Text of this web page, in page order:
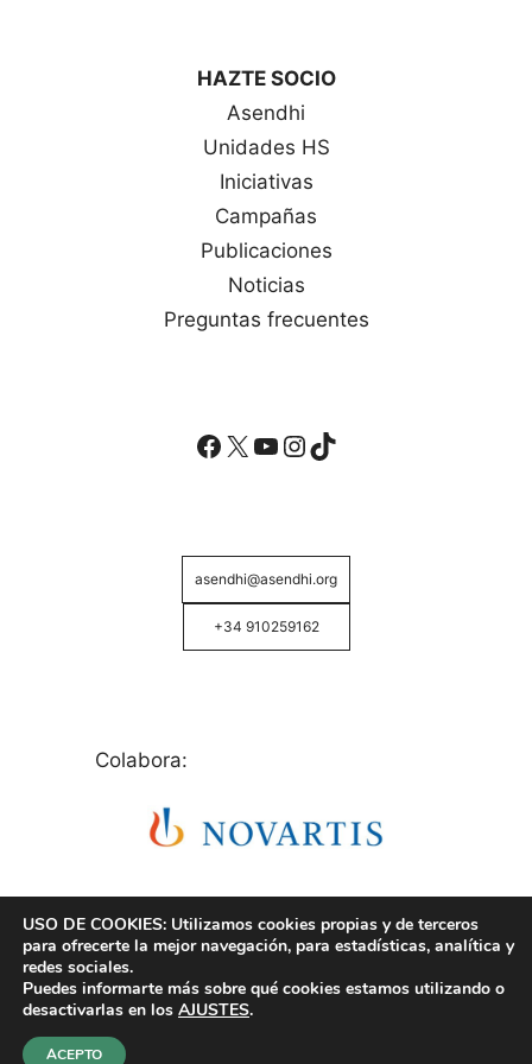
HAZTE SOCIO
Asendhi
Unidades HS
Iniciativas
Campañas
Publicaciones
Noticias
Preguntas frecuentes
Facebook
X YouTube
Instagram
TikTok
asendhi@asendhi.org
+34 910259162
Colabora:
© Copyright 2026 ASENDHI - Asociación de Enfermos
USO DE COOKIES: Utilizamos cookies propias y de terceros
para ofrecerte la mejor navegación, para estadísticas, analítica y
redes sociales.
Puedes informarte más sobre qué cookies estamos utilizando o
desactivarlas en los AJUSTES.
ACEPTO